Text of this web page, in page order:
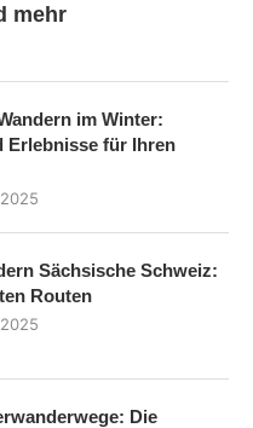
mehr
im Winter:
Erlebnisse für Ihren
Sächsische Schweiz:
Routen
Die